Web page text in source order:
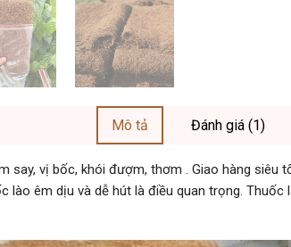
Mô tả Đánh giá (1)
say, vị bốc, khói đượm, thơm . Giao hàng siêu
lào êm dịu và dễ hút là điều quan trọng.